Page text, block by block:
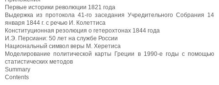
Первые историки революции 1821 года
Выдержка из протокола 41-го заседания Учредительного Собрания 14
января 1844 г. с речью И. Колеттиса
Конституционная резолюция о гетерохтонах 1844 года
И.Э. Персиани: 50 лет на службе России
Национальный символ веры М. Херетиса
Моделирование политической карты Греции в 1990-е годы с помощью
статистических методов
Summary
Contents